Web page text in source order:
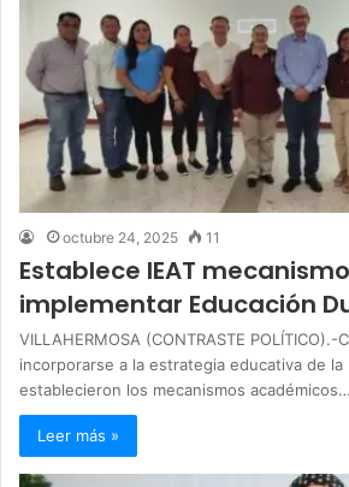
octubre 24, 2025 11
Establece IEAT
implementar Educación
VILLAHERMOSA (CONTRASTE
incorporarse a la estrategia educativa de la
establecieron los mecanismos académicos…
Leer más »